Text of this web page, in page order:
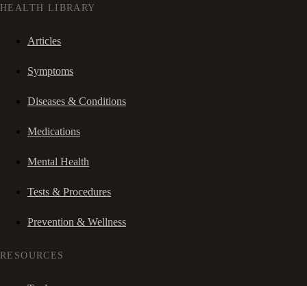
HEALTH LIBRARY
Articles
Symptoms
Diseases & Conditions
Medications
Mental Health
Tests & Procedures
Prevention & Wellness
RESOURCES